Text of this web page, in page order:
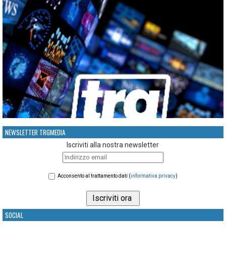
NEWSLETTER TRGMEDIA
Iscriviti alla nostra newsletter
Acconsento al trattamento dati (informativa privacy)
SOCIAL